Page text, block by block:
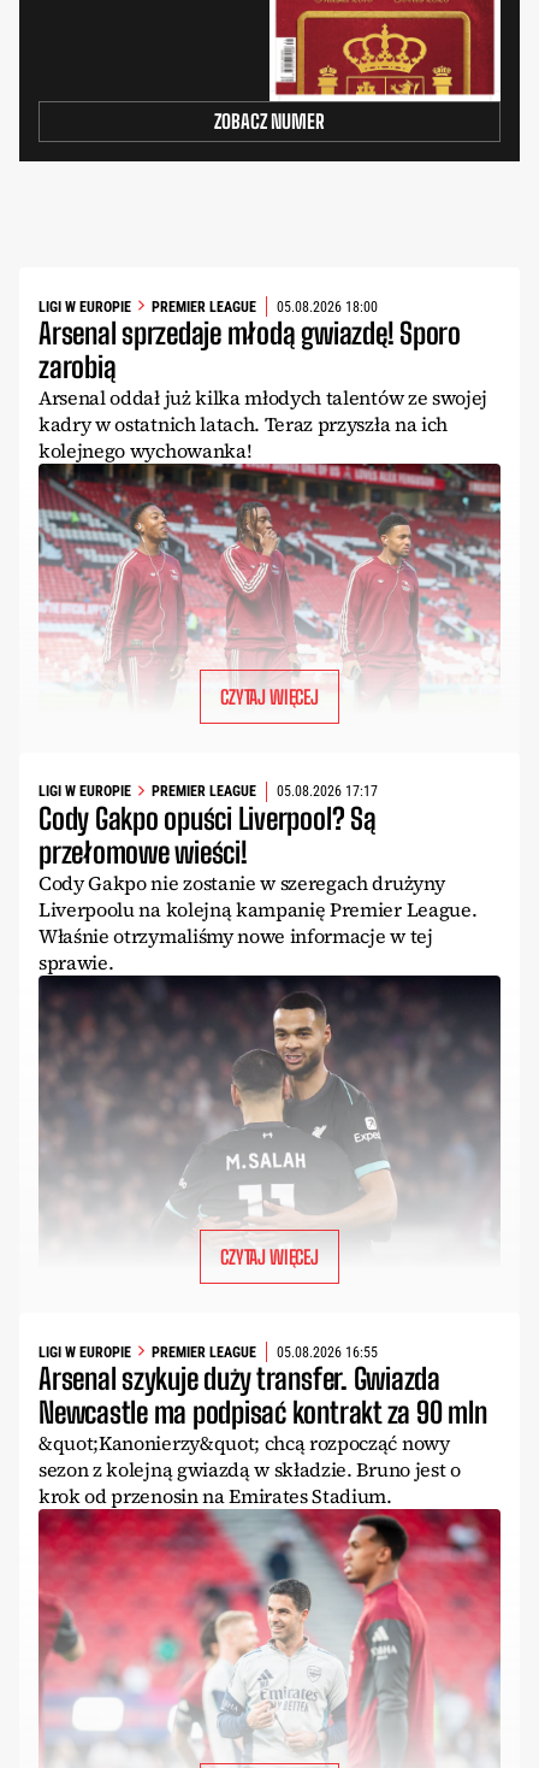
ZOBACZ NUMER
LIGI W EUROPIE PREMIER LEAGUE 05.08.2026 18:00
Arsenal sprzedaje młodą gwiazdę! Sporo
zarobią
Arsenal oddał już kilka młodych talentów ze swojej
kadry w ostatnich latach. Teraz przyszła na ich
kolejnego wychowanka!
CZYTAJ WIĘCEJ
LIGI W EUROPIE PREMIER LEAGUE 05.08.2026 17:17
Cody Gakpo opuści Liverpool? Są
przełomowe wieści!
Cody Gakpo nie zostanie w szeregach drużyny
Liverpoolu na kolejną kampanię Premier League.
Właśnie otrzymaliśmy nowe informacje w tej
sprawie.
CZYTAJ WIĘCEJ
LIGI W EUROPIE PREMIER LEAGUE 05.08.2026 16:55
Arsenal szykuje duży transfer. Gwiazda
Newcastle ma podpisać kontrakt za 90 mln
&quot;Kanonierzy&quot; chcą rozpocząć nowy
sezon z kolejną gwiazdą w składzie. Bruno jest o
krok od przenosin na Emirates Stadium.